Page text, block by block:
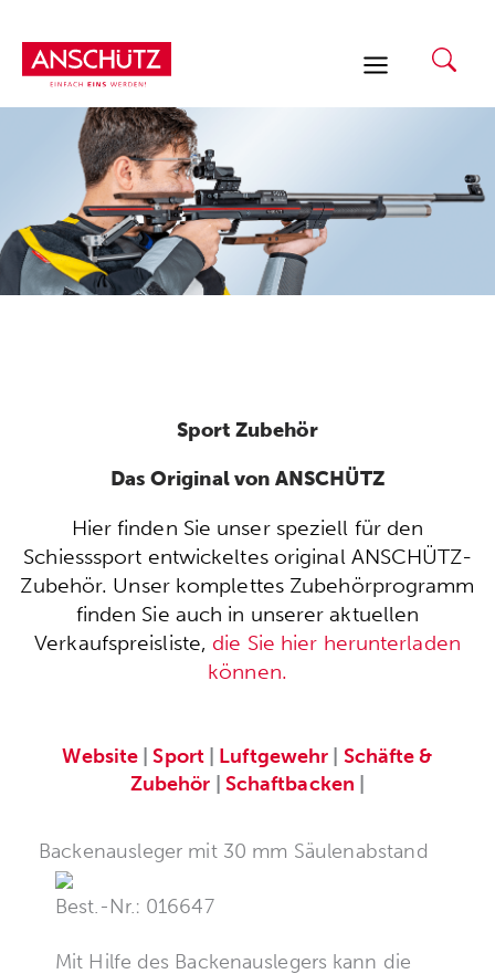
Inhalt
springen
Sport Zubehör
Das Original von ANSCHÜTZ
Hier finden Sie unser speziell für den
Schiesssport entwickeltes original ANSCHÜTZ-
Zubehör. Unser komplettes Zubehörprogramm
finden Sie auch in unserer aktuellen
Verkaufspreisliste, die Sie hier herunterladen
können.
Website |Sport| Luftgewehr
Schäfte &
Zubehör
Schaftbacken
Backenausleger mit 30 mm Säulenabstand
Best.-Nr.: 016647
Mit Hilfe des Backenauslegers kann die